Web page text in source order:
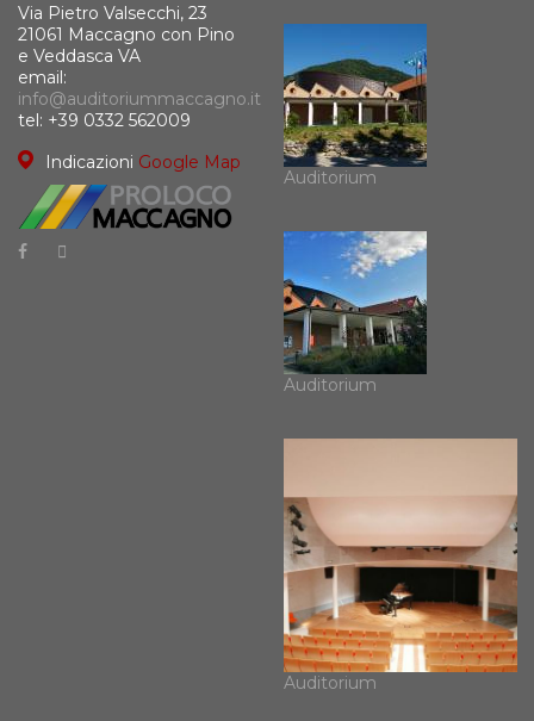
Via Pietro Valsecchi, 23
21061 Maccagno con Pino
e Veddasca VA
email:
info@auditoriummaccagno.it
tel: +39 0332 562009
Indicazioni Google Map
Auditorium
Auditorium
Auditorium